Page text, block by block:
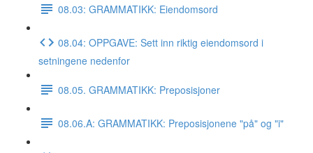
08.03: GRAMMATIKK: Eiendomsord
08.04: OPPGAVE: Sett inn riktig eiendomsord i
setningene nedenfor
08.05. GRAMMATIKK: Preposisjoner
08.06.A: GRAMMATIKK: Preposisjonene "på" og "i"